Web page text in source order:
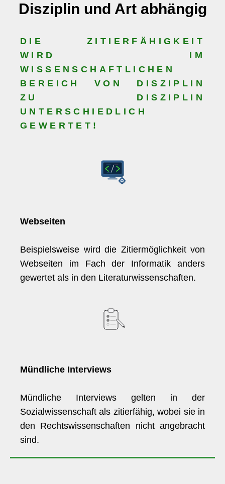
Disziplin und Art abhängig
DIE ZITIERFÄHIGKEIT
WIRD IM
WISSENSCHAFTLICHEN
BEREICH VON DISZIPLIN
ZU DISZIPLIN
UNTERSCHIEDLICH
GEWERTET!
Webseiten
Beispielsweise wird die Zitiermöglichkeit von
Webseiten im Fach der Informatik anders
gewertet als in den Literaturwissenschaften.
Mündliche Interviews
Mündliche Interviews gelten in der
Sozialwissenschaft als zitierfähig, wobei sie in
den Rechtswissenschaften nicht angebracht
sind.